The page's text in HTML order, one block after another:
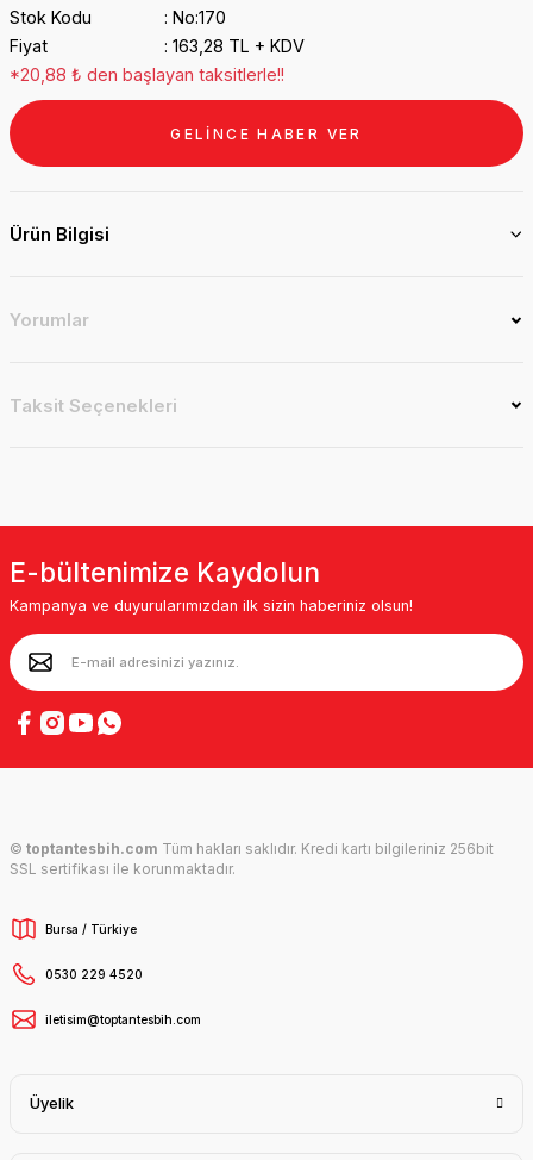
Stok Kodu
No:170
Fiyat
163,28 TL + KDV
*20,88 ₺ den başlayan taksitlerle!!
GELİNCE HABER VER
Ürün Bilgisi
Yorumlar
Taksit Seçenekleri
E-bültenimize Kaydolun
Kampanya ve duyurularımızdan ilk sizin haberiniz olsun!
© toptantesbih.com Tüm hakları saklıdır. Kredi kartı bilgileriniz 256bit
SSL sertifikası ile korunmaktadır.
Bursa / Türkiye
0530 229 4520
iletisim@toptantesbih.com
Üyelik